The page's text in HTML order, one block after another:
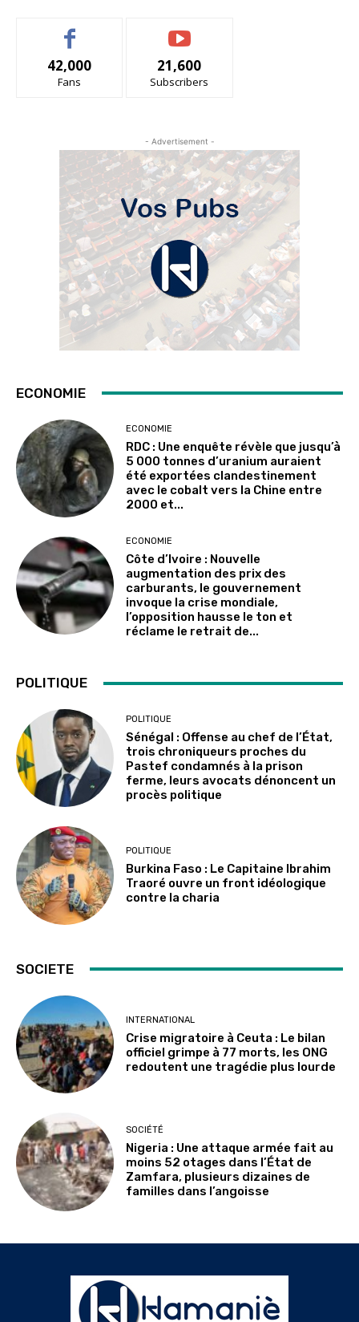
42,000
Fans
21,600
Subscribers
- Advertisement -
ECONOMIE
ECONOMIE
RDC : Une enquête révèle que jusqu’à
5 000 tonnes d’uranium auraient
été exportées clandestinement
avec le cobalt vers la Chine entre
2000 et...
ECONOMIE
Côte d’Ivoire : Nouvelle
augmentation des prix des
carburants, le gouvernement
invoque la crise mondiale,
l’opposition hausse le ton et
réclame le retrait de...
POLITIQUE
POLITIQUE
Sénégal : Offense au chef de l’État,
trois chroniqueurs proches du
Pastef condamnés à la prison
ferme, leurs avocats dénoncent un
procès politique
POLITIQUE
Burkina Faso : Le Capitaine Ibrahim
Traoré ouvre un front idéologique
contre la charia
SOCIETE
INTERNATIONAL
Crise migratoire à Ceuta : Le bilan
officiel grimpe à 77 morts, les ONG
redoutent une tragédie plus lourde
SOCIÉTÉ
Nigeria : Une attaque armée fait au
moins 52 otages dans l’État de
Zamfara, plusieurs dizaines de
familles dans l’angoisse